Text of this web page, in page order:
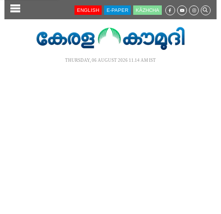
SECTIONS ENGLISH E-PAPER KĀZHCHA
THURSDAY, 06 AUGUST 2026 11.14 AM IST